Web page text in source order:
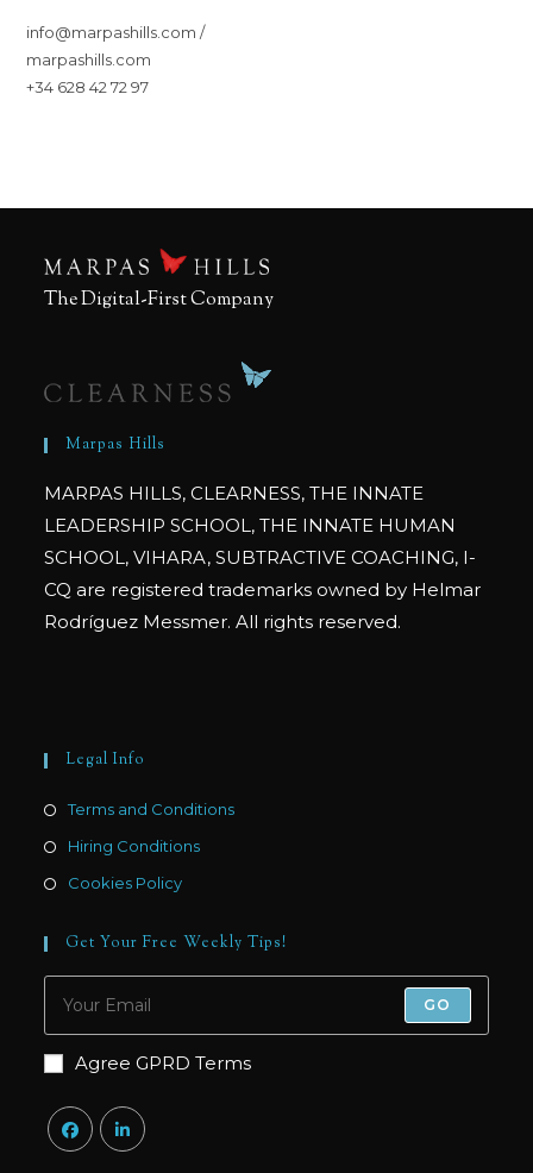
info@marpashills.com /
marpashills.com
+34 628 42 72 97
The Digital-First Company
Marpas Hills
MARPAS HILLS, CLEARNESS, THE INNATE
LEADERSHIP SCHOOL, THE INNATE HUMAN
SCHOOL, VIHARA, SUBTRACTIVE COACHING, I-
CQ are registered trademarks owned by Helmar
Rodríguez Messmer. All rights reserved.
Legal Info
Terms and Conditions
Hiring Conditions
Cookies Policy
Get Your Free Weekly Tips!
GO
Agree GPRD Terms